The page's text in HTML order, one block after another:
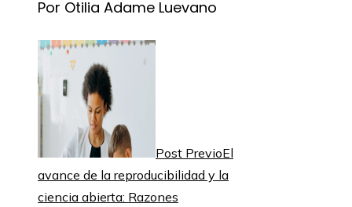
Por Otilia Adame Luevano
Post PrevioEl
avance de la reproducibilidad y la
ciencia abierta: Razones